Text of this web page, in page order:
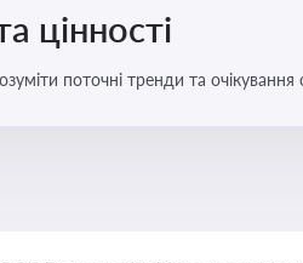
цінності
поточні тренди та